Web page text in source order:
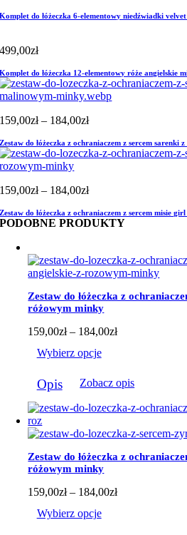
Komplet do łóżeczka 6-elementowy niedźwiadki velvet
499,00zł
Komplet do łóżeczka 12-elementowy róże angielskie
159,00zł – 184,00złZakres
od
159,00zł
Zestaw do łóżeczka z ochraniaczem z sercem sarenki
159,00zł – 184,00złZakres
od
159,00zł
184,00zł
Zestaw do łóżeczka z ochraniaczem z sercem misie
PODOBNE PRODUKTY
Zestaw do łóżeczka z
różowym minky
159,00zł – 184,00złZakres
do
Wybierz opcje
produkt
ma
wiele
wariantów.
Opcje
można
wybrać
na
stronie
Opis Zobacz opis
Zestaw do łóżeczka z
różowym minky
159,00zł – 184,00złZakres
Wybierz opcje